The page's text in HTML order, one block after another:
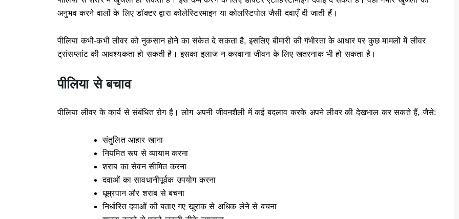
अनुभव करने वालों के लिए डॉक्टर द्वारा कोलेस्टिरमाइन या कोलस्टिपोल जैसी दवाएँ दी जाती हैं।
पीलिया कभी-कभी लीवर को नुकसान होने का संकेत दे सकता है, इसलिए बीमारी की गंभीरता के आधार पर कुछ मामलों में लीवर
ट्रांसप्लांट की आवश्यकता हो सकती है। इसका इलाज न करवाना जीवन के लिए खतरनाक भी हो सकता है।
पीलिया से बचाव
पीलिया लीवर के कार्य से संबंधित रोग है। लोग अपनी जीवनशैली में कई बदलाव करके अपने लीवर की देखभाल कर सकते हैं, जैसे:
संतुलित आहार खाना
नियमित रूप से व्यायाम करना
शराब का सेवन सीमित करना
दवाओं का सावधानीपूर्वक उपयोग करना
धूम्रपान और शराब से बचना
निर्धारित दवाओं की बताए गए खुराक से अधिक लेने से बचना